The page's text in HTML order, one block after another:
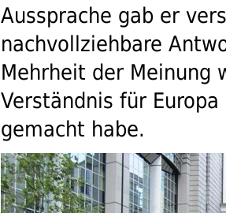
Aussprache gab er
nachvollziehbare
Mehrheit der Meinung
Verständnis für
gemacht habe.